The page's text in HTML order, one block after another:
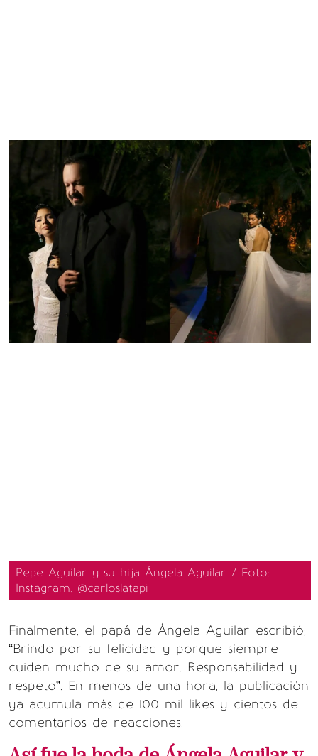
Pepe Aguilar y su hija Ángela Aguilar / Foto:
Instagram. @carloslatapi
Finalmente, el papá de Ángela Aguilar escribió;
“Brindo por su felicidad y porque siempre
cuiden mucho de su amor. Responsabilidad y
respeto”. En menos de una hora, la publicación
ya acumula más de 100 mil likes y cientos de
comentarios de reacciones.